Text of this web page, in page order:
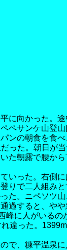
に向かった。
ペサンケ山登
ンの朝食を食
った。朝日が
た朝露で腰か
いった。右側
りで二人組み
た。ニペソツ
過すると、や
峰に人がいるの
違った。
で、糠平温泉に